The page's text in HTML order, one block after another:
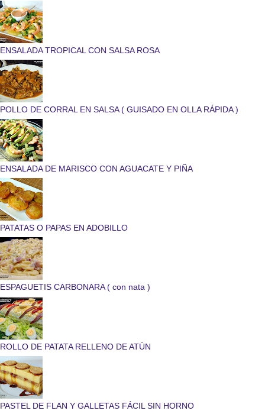
ENSALADA TROPICAL CON SALSA ROSA
POLLO DE CORRAL EN SALSA ( GUISADO EN OLLA RÁPIDA )
ENSALADA DE MARISCO CON AGUACATE Y PIÑA
PATATAS O PAPAS EN ADOBILLO
ESPAGUETIS CARBONARA ( con nata )
ROLLO DE PATATA RELLENO DE ATÚN
PASTEL DE FLAN Y GALLETAS FÁCIL SIN HORNO